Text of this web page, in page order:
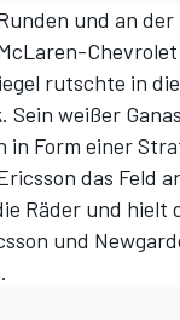
und an
rutschte in
weißer
in Form einer
das Feld
Räder und hielt
und